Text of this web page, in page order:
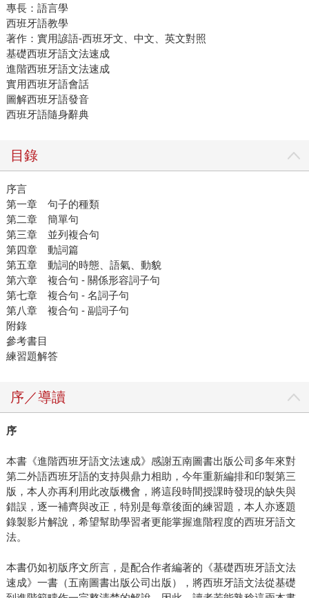
專長：語言學
西班牙語教學
著作：實用諺語-西班牙文、中文、英文對照
基礎西班牙語文法速成
進階西班牙語文法速成
實用西班牙語會話
圖解西班牙語發音
西班牙語隨身辭典
目錄
序言
第一章 句子的種類
第二章 簡單句
第三章 並列複合句
第四章 動詞篇
第五章 動詞的時態、語氣、動貌
第六章 複合句 - 關係形容詞子句
第七章 複合句 - 名詞子句
第八章 複合句 - 副詞子句
附錄
參考書目
練習題解答
序／導讀
序
本書《進階西班牙語文法速成》感謝五南圖書出版公司多年來對
第二外語西班牙語的支持與鼎力相助，今年重新編排和印製第三
版，本人亦再利用此改版機會，將這段時間授課時發現的缺失與
錯誤，逐一補齊與改正，特別是每章後面的練習題，本人亦逐題
錄製影片解說，希望幫助學習者更能掌握進階程度的西班牙語文
法。
本書仍如初版序文所言，是配合作者編著的《基礎西班牙語文法
速成》一書（五南圖書出版公司出版），將西班牙語文法從基礎